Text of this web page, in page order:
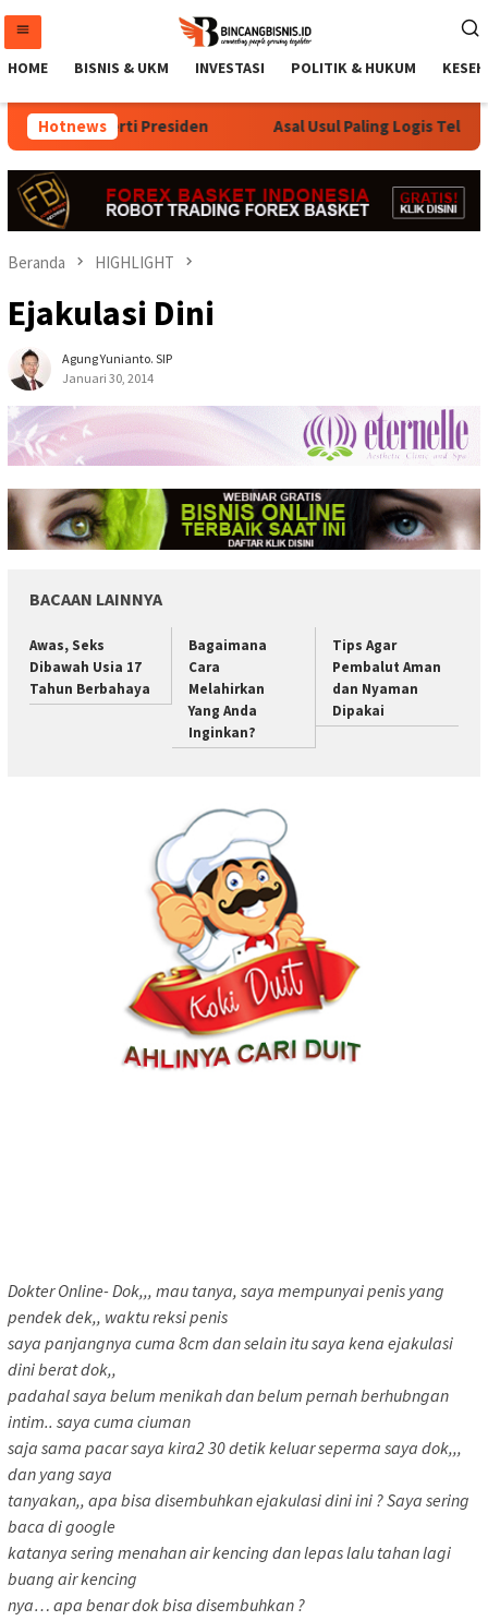
konten
HOME BISNIS & UKM INVESTASI POLITIK & HUKUM
Hotnews
Seperti Presiden Asal Usul Paling Logis Telaga
Beranda HIGHLIGHT
Ejakulasi Dini
Agung Yunianto. SIP
Januari 30, 2014
BACAAN LAINNYA
Awas, Seks
Dibawah Usia 17
Tahun Berbahaya
Bagaimana
Cara
Melahirkan
Yang Anda
Inginkan?
Tips Agar
Pembalut Aman
dan Nyaman
Dipakai
Dokter Online- Dok,,, mau tanya, saya mempunyai penis yang
pendek dek,, waktu reksi penis
saya panjangnya cuma 8cm dan selain itu saya kena ejakulasi
dini berat dok,,
padahal saya belum menikah dan belum pernah berhubngan
intim.. saya cuma ciuman
saja sama pacar saya kira2 30 detik keluar seperma saya dok,,,
dan yang saya
tanyakan,, apa bisa disembuhkan ejakulasi dini ini ? Saya sering
baca di google
katanya sering menahan air kencing dan lepas lalu tahan lagi
buang air kencing
nya… apa benar dok bisa disembuhkan ?